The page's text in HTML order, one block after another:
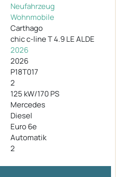
Neufahrzeug
Wohnmobile
Carthago
chic c-line T 4.9 LE ALDE
2026
2026
P18T017
2
125 kW/170 PS
Mercedes
Diesel
Euro 6e
Automatik
2